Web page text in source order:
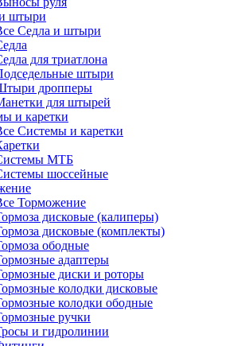
штыри
Седла и штыри
для триатлона
штыри
дропперы
для штырей
и каретки
Системы и каретки
МТБ
шоссейные
Торможение
дисковые (калиперы)
дисковые (комплекты)
ободные
адаптеры
диски и роторы
колодки дисковые
колодки ободные
ручки
и гидролинии